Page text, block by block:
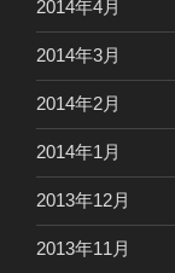
2014年4月
2014年3月
2014年2月
2014年1月
2013年12月
2013年11月